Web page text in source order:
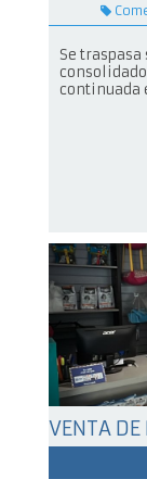
Se
continuada